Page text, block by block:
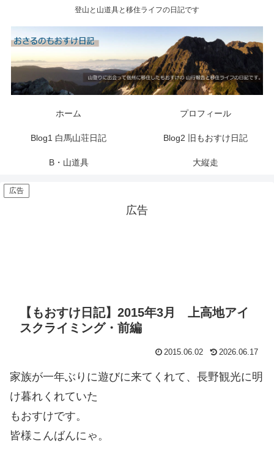
登山と山道具と移住ライフの日記です
ホーム プロフィール
Blog1 白馬山荘日記 Blog2 旧もおすけ日記
B・山道具 大縦走
広告
広告
【もおすけ日記】2015年3月 上高地アイ
スクライミング・前編
2015.06.02 2026.06.17
家族が一年ぶりに遊びに来てくれて、長野観光に明
け暮れくれていた
もおすけです。
皆様こんばんにゃ。